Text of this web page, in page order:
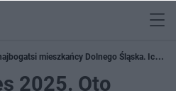
mieszkańcy Dolnego Śląska. Ich
2025. Oto